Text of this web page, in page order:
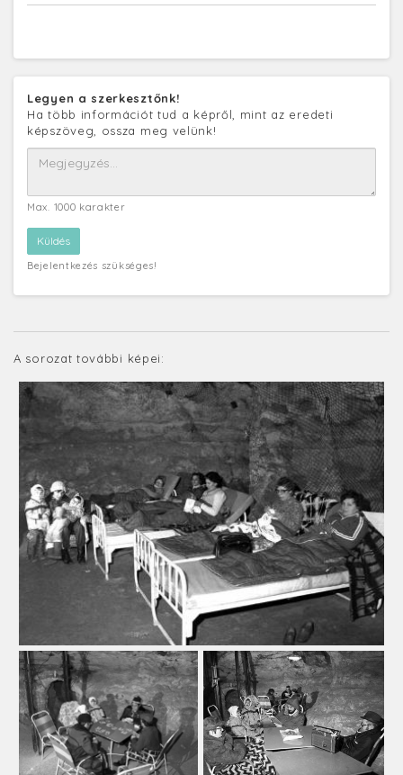
Legyen a szerkesztőnk!
Ha több információt tud a képről, mint az eredeti
képszöveg, ossza meg velünk!
Max. 1000 karakter
Bejelentkezés szükséges!
A sorozat további képei: